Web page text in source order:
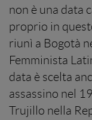
non è una data
proprio in
riunì a Bogotà
Femminista
data è scelta
assassino nel
Trujillo nella